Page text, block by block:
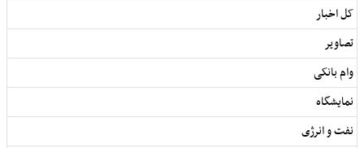
کل اخبار
تصاویر
وام بانکی
نمایشگاه
نفت و انرژی